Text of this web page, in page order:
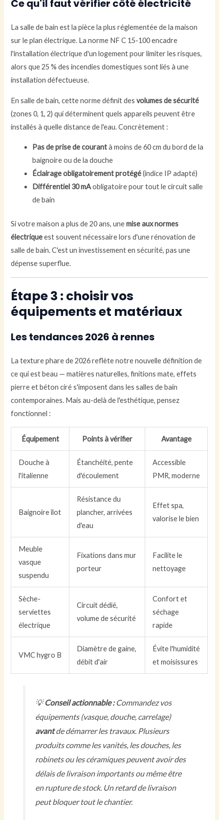
Ce qu'il faut vérifier côté électricité
La salle de bain est la pièce la plus réglementée de la maison
sur le plan électrique. La norme NF C 15-100 encadre
l'installation électrique d'un logement pour limiter les risques,
alors que 25 % des incendies domestiques sont liés à une
installation défectueuse.
En salle de bain, cette norme définit desvolumes de sécurité
(zones 0, 1, 2) qui déterminent quels appareils peuvent être
installés à quelle distance de l'eau. Concrètement :
Pas de prise de courantà moins de 60 cm du bord de la
baignoire ou de la douche
Éclairage obligatoirement protégé(indice IP adapté)
Différentiel 30 mAobligatoire pour tout le circuit salle
de bain
Si votre maison a plus de 20 ans, unemise aux normes
électriqueest souvent nécessaire lors d'une rénovation de
salle de bain. C'est un investissement en sécurité, pas une
dépense superflue.
Étape 3 : choisir vos
équipements et matériaux
Les tendances 2026 à rennes
La texture phare de 2026 reflète notre nouvelle définition de
ce qui est beau — matières naturelles, finitions mate, effets
pierre et béton ciré s'imposent dans les salles de bain
contemporaines. Mais au-delà de l'esthétique, pensez
fonctionnel :
Équipement Points à vérifier Avantage
Douche à
l'italienne
Étanchéité, pente
d'écoulement
Accessible
PMR, moderne
Baignoire îlot
Résistance du
plancher, arrivées
d'eau
Effet spa,
valorise le bien
Meuble
vasque
suspendu
Fixations dans mur
porteur
Facilite le
nettoyage
Sèche-
serviettes
électrique
Circuit dédié,
volume de sécurité
Confort et
séchage
rapide
VMC hygro B
Diamètre de gaine,
débit d'air
Évite l'humidité
et moisissures
💡Conseil actionnable :Commandez vos
équipements (vasque, douche, carrelage)
avantde démarrer les travaux. Plusieurs
produits comme les vanités, les douches, les
robinets ou les céramiques peuvent avoir des
délais de livraison importants ou même être
en rupture de stock. Un retard de livraison
peut bloquer tout le chantier.